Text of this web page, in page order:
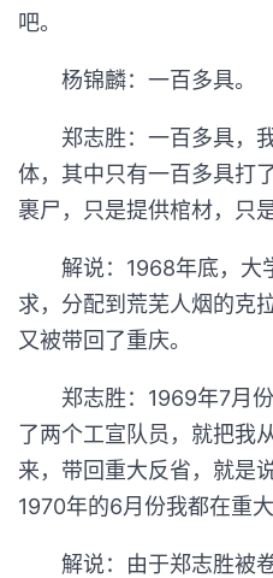
吧。
杨锦麟：一百多具。
郑志胜：一百多具，我
体，其中只有一百多具打
裹尸，只是提供棺材，只
解说：1968年底，大
求，分配到荒芜人烟的克
又被带回了重庆。
郑志胜：1969年7月份
了两个工宣队员，就把我
来，带回重大反省，就是
1970年的6月份我都在重大
解说：由于郑志胜被卷